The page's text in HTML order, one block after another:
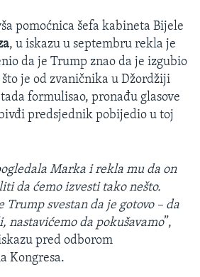
pomoćnica šefa kabineta Bijele
, u iskazu u septembru rekla je
da je Trump znao da je izgubio
je od zvaničnika u Džordžiji
formulisao, pronađu glasove
predsjednik pobijedio u toj
Marka i rekla mu da on
da ćemo izvesti tako nešto.
Trump svestan da je gotovo – da
nastavićemo da pokušavamo”,
pred odborom
Kongresa.